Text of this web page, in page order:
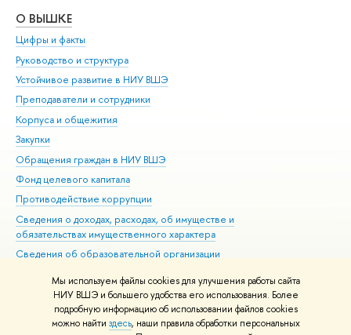
Мы используем файлы cookies для улучшения работы сайта
НИУ ВШЭ и большего удобства его использования. Более
подробную информацию об использовании файлов cookies
можно найти здесь, наши правила обработки персональных
О ВЫШКЕ
Цифры и факты
Руководство и структура
Устойчивое развитие в НИУ ВШЭ
Преподаватели и сотрудники
Корпуса и общежития
Закупки
Обращения граждан в НИУ ВШЭ
Фонд целевого капитала
Противодействие коррупции
Сведения о доходах, расходах, об имуществе и
обязательствах имущественного характера
Сведения об образовательной организации
Людям с ограниченными возможностями здоровья
Единая платежная страница
Работа в Вышке